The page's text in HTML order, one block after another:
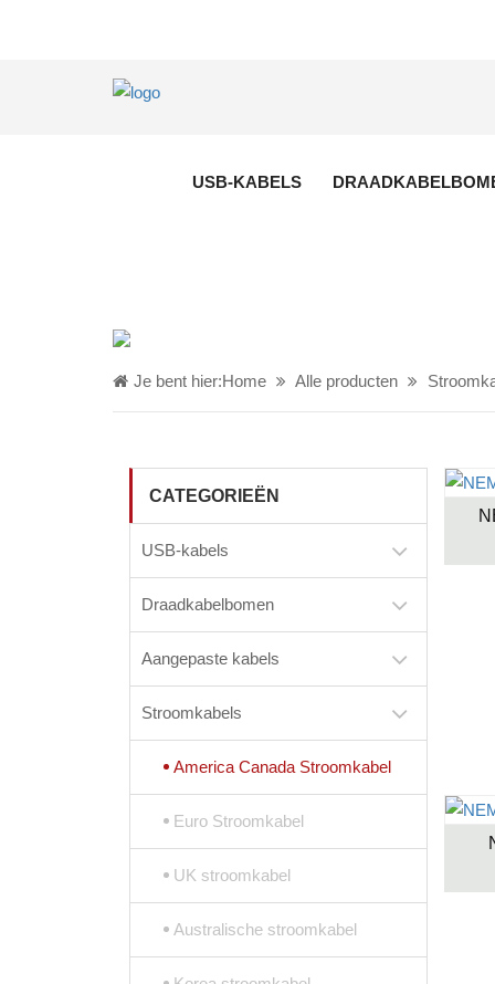
USB-KABELS
Je bent hier:Home Alle producten
CATEGORIEËN
USB-kabels
Draadkabelbomen
Aangepaste kabels
Stroomkabels
America Canada Stroomkabel
Euro Stroomkabel
UK stroomkabel
Australische stroomkabel